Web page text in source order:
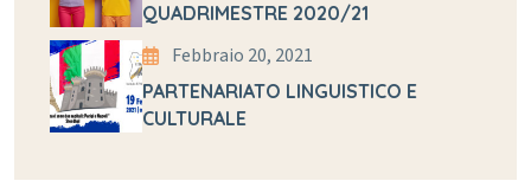
QUADRIMESTRE 2020/21
Febbraio 20, 2021
PARTENARIATO LINGUISTICO E
CULTURALE